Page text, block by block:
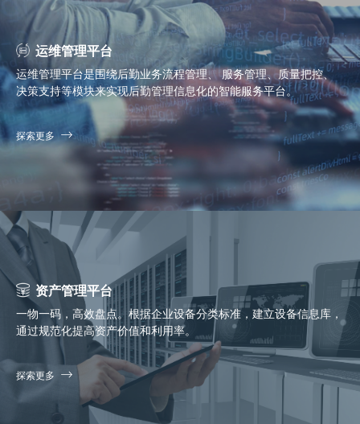
运维管理平台
运维管理平台是围绕后勤业务流程管理、 服务管理、质量把控、
决策支持等模块来实现后勤管理信息化的智能服务平台。
探索更多
资产管理平台
一物一码，高效盘点。根据企业设备分类标准，建立设备信息库，
通过规范化提高资产价值和利用率。
探索更多